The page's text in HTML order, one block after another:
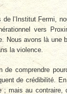
l’Institut Fermi,
vers
Nous avons là une
la violence.
de comprendre
de crédibilité.
mais au